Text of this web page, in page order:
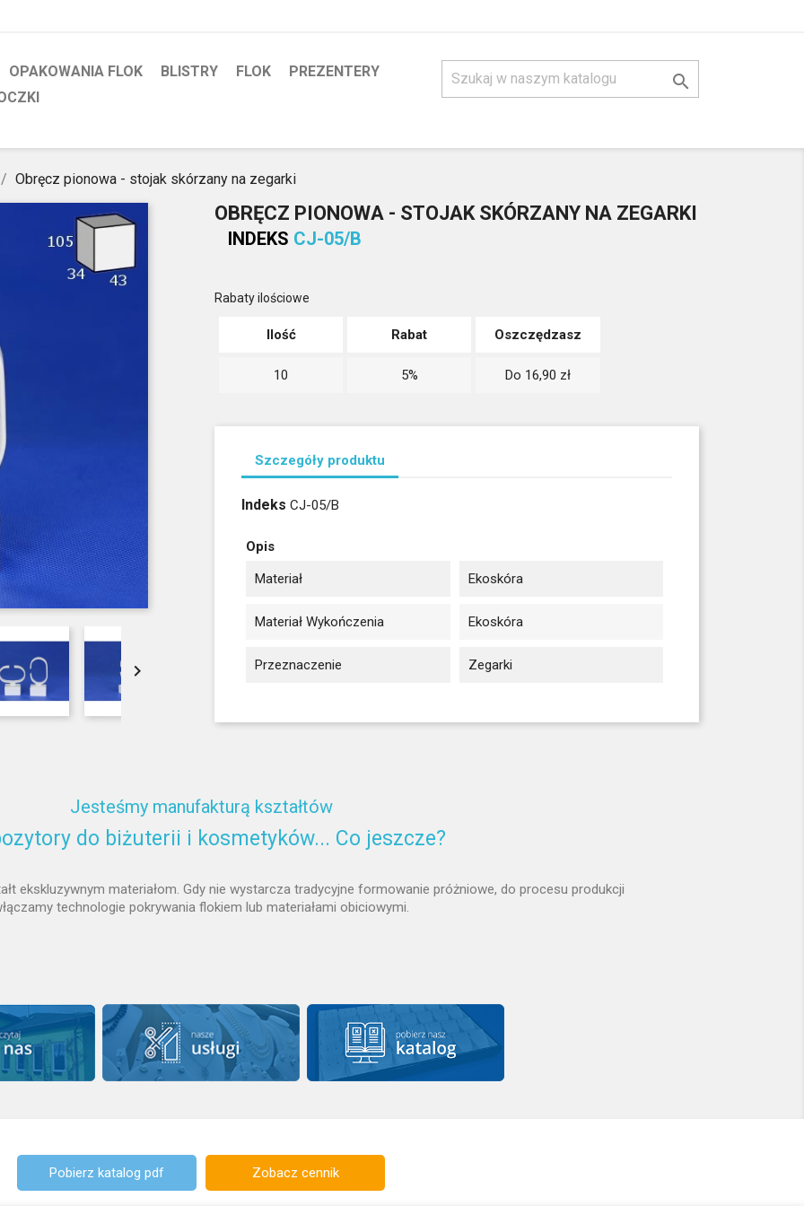
OPAKOWANIA FLOK BLISTRY FLOK
PREZENTERY

Obręcz pionowa - stojak skórzany na zegarki

OBRĘCZ PIONOWA - STOJAK SKÓRZANY NA ZEGARKI
INDEKS CJ-05/B
Rabaty ilościowe
Ilość Rabat Oszczędzasz
10 5% Do 16,90 zł
Szczegóły produktu
Indeks CJ-05/B
Opis
Materiał
Ekoskóra
Materiał Wykończenia Ekoskóra
Przeznaczenie Zegarki
Jesteśmy manufakturą kształtów
do biżuterii i kosmetyków... Co jeszcze?
ekskluzywnym materiałom. Gdy nie wystarcza tradycyjne formowanie próżniowe, do procesu produkcji
technologie pokrywania flokiem lub materiałami obiciowymi.
Pobierz katalog pdf Zobacz cennik